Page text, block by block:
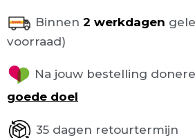
Binnen 2 werkdagen
voorraad)
Na jouw bestelling
goede doel
35 dagen retourtermijn